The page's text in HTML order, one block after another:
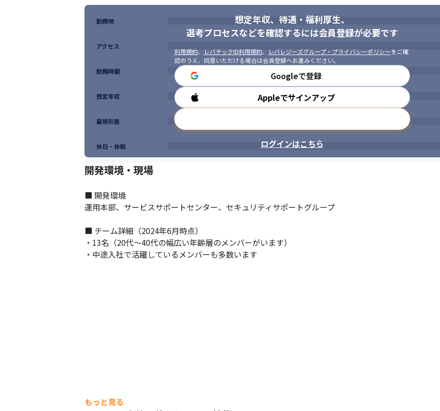
・コミュニケーションをとることが得意な方
・自分の成長を感じたい方
想定年収、待遇・福利厚生、
選考プロセスなどを確認するには会員登録が必要です
利用規約、 レバテックID利用規約、 レバレジーズグループ・プライバシーポリシーをご確
認のうえ、同意いただける場合は会員登録へお進みください。
Googleで登録
Appleでサインアップ
ログインはこちら
勤務地
アクセス
勤務時間
想定年収
雇用形態
休日・休暇
開発環境・現場
■ 開発環境
運用本部、サービスサポートセンター、セキュリティサポートグループ
■ チーム詳細（2024年6月時点）
・13名（20代～40代の幅広い年齢層のメンバーがいます）
・中途入社で活躍しているメンバーも多数います
もっと見る